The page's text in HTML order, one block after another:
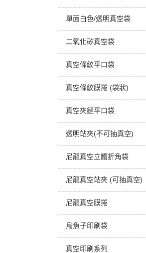
單面白色/透明真空袋
二氧化矽真空袋
真空條紋平口袋
真空條紋膜捲 (袋狀)
真空夾鏈平口袋
透明站夾(不可抽真空)
尼龍真空立體折角袋
尼龍真空站夾 (可抽真空)
尼龍真空膜捲
烏魚子印刷袋
真空印刷系列